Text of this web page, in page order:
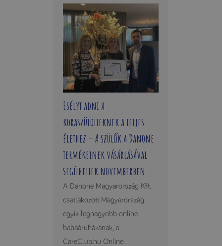
Esélyt adni a
koraszülötteknek a teljes
élethez – A szülők a Danone
termékeinek vásárlásával
segíthettek novemberben
A Danone Magyarország Kft.
csatlakozott Magyarország
egyik legnagyobb online
babaáruházának, a
CareClub.hu Online